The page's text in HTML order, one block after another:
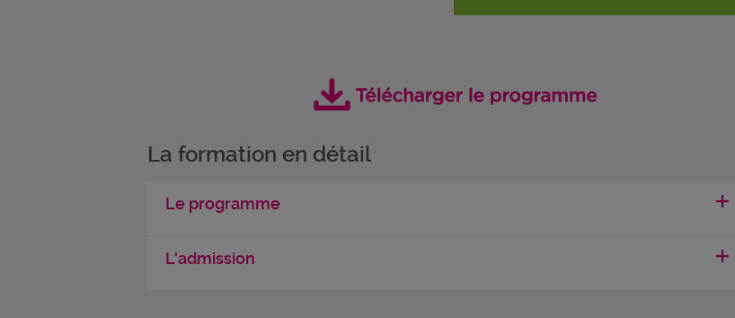
La formation en détail
Le programme
L'admission